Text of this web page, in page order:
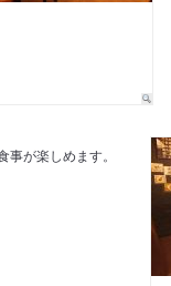
事が楽しめます。